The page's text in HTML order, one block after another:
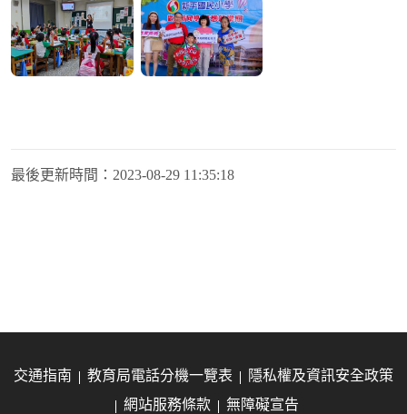
最後更新時間： 2023-08-29 11:35:18
交通指南 教育局電話分機一覽表
隱私權及資訊安全政策
網站服務條款
無障礙宣告